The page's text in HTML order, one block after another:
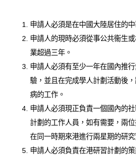
申請人必須是在中國大陸居住的
申請人的現時必須從事公共衞生
業超過三年。
申請人必須有至少一年在國內推
驗，並且在完成學人計劃活動後
病的工作。
申請人必須現正負責一個國內的
計劃的工作人員，如有需要，兩
在同一時期來港進行兩星期的研究
申請人必須負責在港研習計劃的